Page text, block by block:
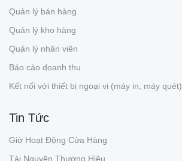
Quản lý bán hàng
Quản lý kho hàng
Quản lý nhân viên
Báo cáo doanh thu
Kết nối với thiết bị ngoại vi (máy in, máy quét)
Tin Tức
Giờ Hoạt Động Cửa Hàng
Tài Nguyên Thương Hiệu